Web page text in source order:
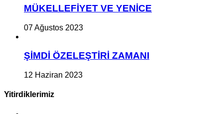
MÜKELLEFİYET VE YENİCE
07 Ağustos 2023
ŞİMDİ ÖZELEŞTİRİ ZAMANI
12 Haziran 2023
Yitirdiklerimiz